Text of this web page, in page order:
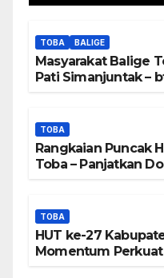
Berada Di
Pardede :
Peta DTA –
Masyarakat
TOBA BALIGE
Masyarakat Balige
Pati Simanjuntak –
TOBA
Rangkaian Puncak
Toba – Panjatkan
TOBA
HUT ke-27
Momentum